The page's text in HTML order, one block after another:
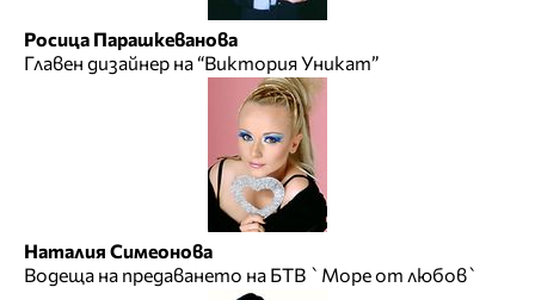
Росица Парашкеванова
Главен дизайнер на “Виктория Уникат”
Наталия Симеонова
Водеща на предаването на БТВ `Море от любов`